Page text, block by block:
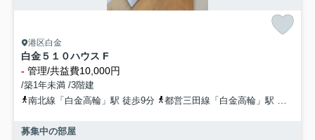
港区白金
白金５１０ハウス F
- 管理/共益費10,000円
/築1年未満 /3階建
南北線「白金高輪」駅 徒歩9分
都営三田線「白金高輪」駅 徒歩10分
募集中の部屋